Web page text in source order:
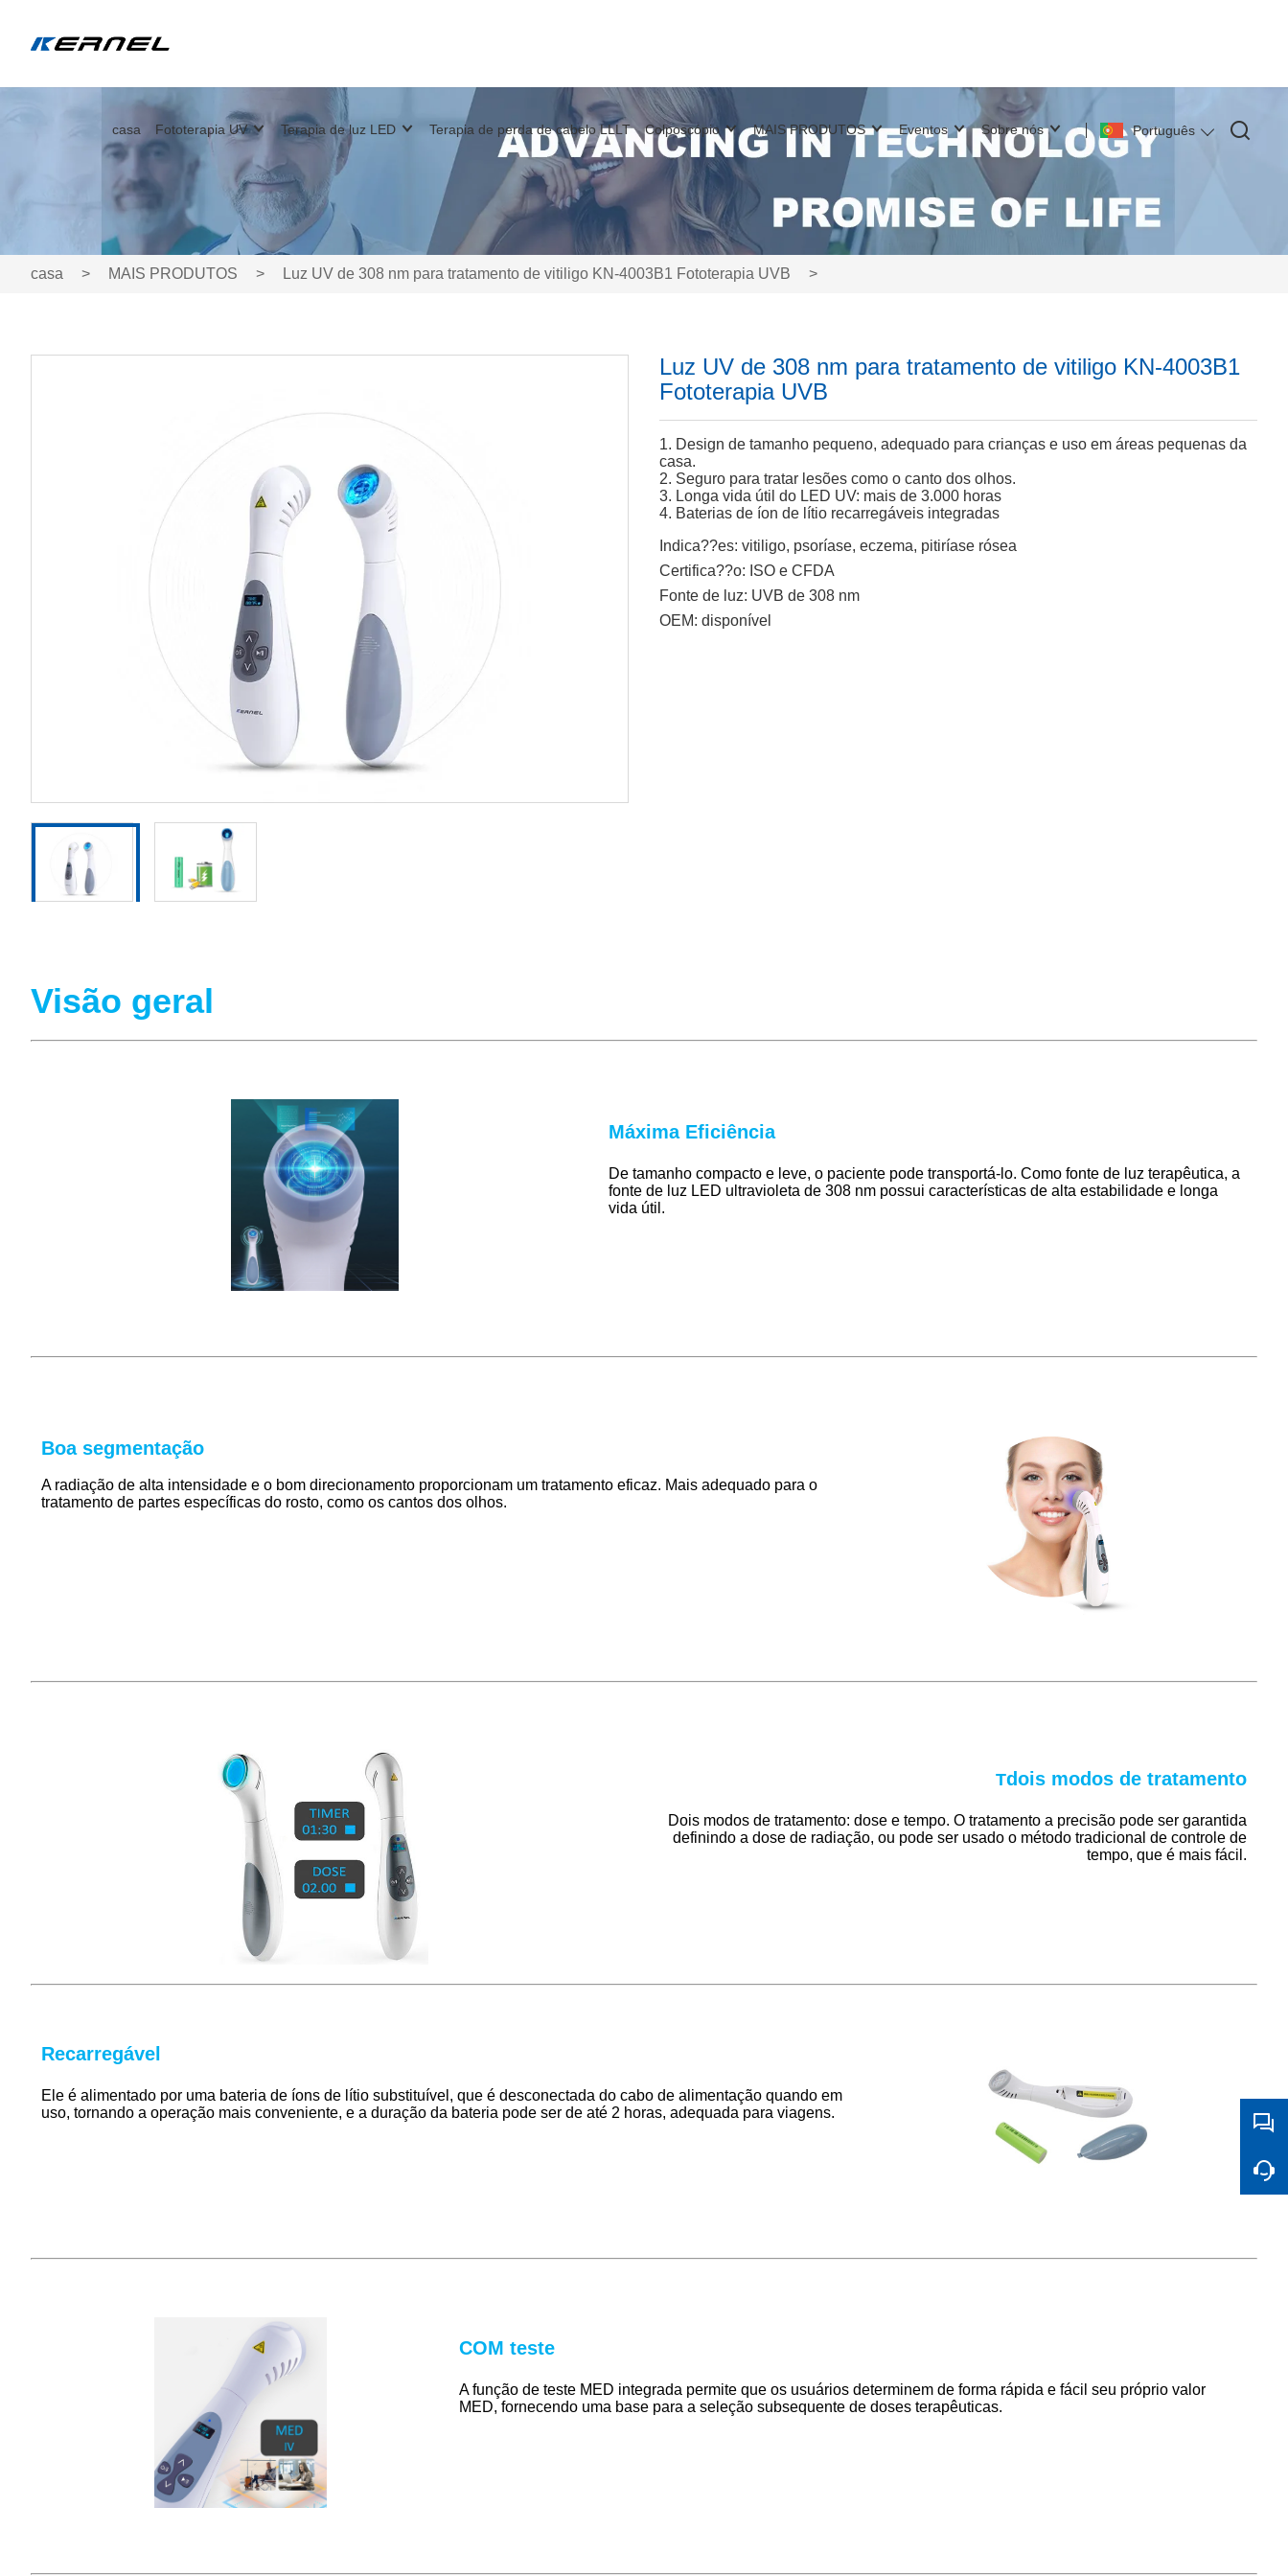
Português
casa Fototerapia UV Terapia de luz LED Terapia de perda de cabelo LLLT Colposcópio MAIS PRODUTOS Eventos Sobre nós
casa > MAIS PRODUTOS > Luz UV de 308 nm para tratamento de vitiligo KN-4003B1 Fototerapia UVB >
Luz UV de 308 nm para tratamento de vitiligo KN-4003B1
Fototerapia UVB
1. Design de tamanho pequeno, adequado para crianças e uso em áreas pequenas da
casa.
2. Seguro para tratar lesões como o canto dos olhos.
3. Longa vida útil do LED UV: mais de 3.000 horas
4. Baterias de íon de lítio recarregáveis ​​integradas
Indica??es: vitiligo, psoríase, eczema, pitiríase rósea
Certifica??o: ISO e CFDA
Fonte de luz: UVB de 308 nm
OEM: disponível
Visão geral
Máxima Eficiência
De tamanho compacto e leve, o paciente pode transportá-lo. Como fonte de luz terapêutica, a
fonte de luz LED ultravioleta de 308 nm possui características de alta estabilidade e longa
vida útil.
Boa segmentação
A radiação de alta intensidade e o bom direcionamento proporcionam um tratamento eficaz. Mais adequado para o
tratamento de partes específicas do rosto, como os cantos dos olhos.
Tdois modos de tratamento
Dois modos de tratamento: dose e tempo. O tratamento a precisão pode ser garantida
definindo a dose de radiação, ou pode ser usado o método tradicional de controle de
tempo, que é mais fácil.
Recarregável
Ele é alimentado por uma bateria de íons de lítio substituível, que é desconectada do cabo de alimentação quando em
uso, tornando a operação mais conveniente, e a duração da bateria pode ser de até 2 horas, adequada para viagens.
COM teste
A função de teste MED integrada permite que os usuários determinem de forma rápida e fácil seu próprio valor
MED, fornecendo uma base para a seleção subsequente de doses terapêuticas.